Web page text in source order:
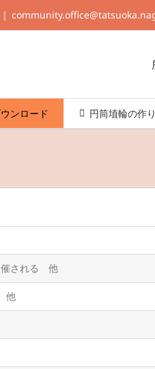
|
ンロード 円筒埴輪の作
催される 他
他